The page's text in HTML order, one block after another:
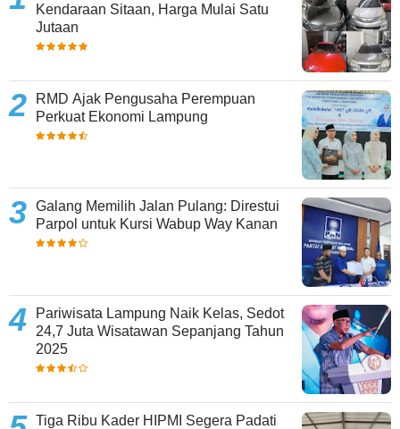
Kendaraan Sitaan, Harga Mulai Satu
Jutaan
RMD Ajak Pengusaha Perempuan
Perkuat Ekonomi Lampung
Galang Memilih Jalan Pulang: Direstui
Parpol untuk Kursi Wabup Way Kanan
Pariwisata Lampung Naik Kelas, Sedot
24,7 Juta Wisatawan Sepanjang Tahun
2025
Tiga Ribu Kader HIPMI Segera Padati